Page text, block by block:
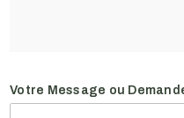
Votre Message ou